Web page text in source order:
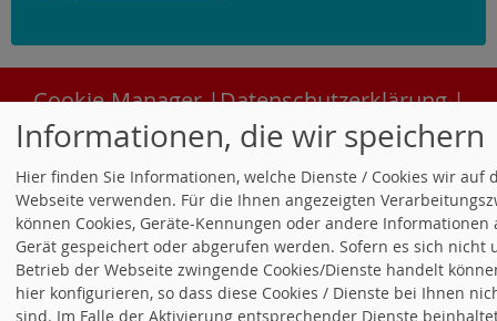
Cookie-Manager|Datenschutzerklärung|
Impressum
Informationen, die wir speichern
Hier finden Sie Informationen, welche Dienste / Cookies wir auf
Webseite verwenden. Für die Ihnen angezeigten
können Cookies, Geräte-Kennungen oder andere Informationen
Gerät gespeichert oder abgerufen werden. Sofern es sich nicht
Betrieb der Webseite zwingende Cookies/Dienste handelt
hier konfigurieren, so dass diese Cookies / Dienste bei Ihnen
sind. Im Falle der Aktivierung entsprechender Dienste